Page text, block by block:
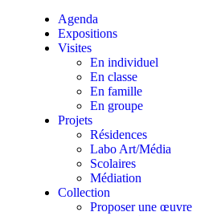
Agenda
Expositions
Visites
En individuel
En classe
En famille
En groupe
Projets
Résidences
Labo Art/Média
Scolaires
Médiation
Collection
Proposer une œuvre